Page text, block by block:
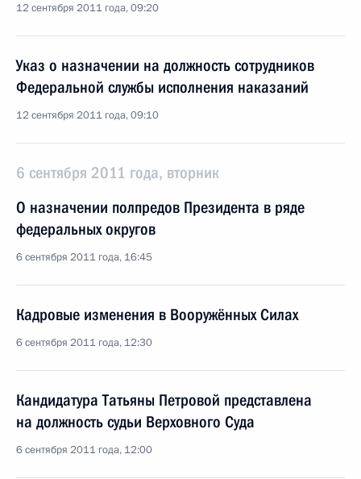
12 сентября 2011 года, 09:20
Указ о назначении на должность сотрудников
Федеральной службы исполнения наказаний
12 сентября 2011 года, 09:10
6 сентября 2011 года, вторник
О назначении полпредов Президента в ряде
федеральных округов
6 сентября 2011 года, 16:45
Кадровые изменения в Вооружённых Силах
6 сентября 2011 года, 12:30
Кандидатура Татьяны Петровой представлена
на должность судьи Верховного Суда
6 сентября 2011 года, 12:00